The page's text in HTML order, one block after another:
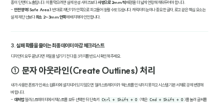
종이 단면이 노출됩니다. 이를 막으려면 실제 완성 사이즈보다사방으로 2mm씩배경을 더 넓게 연장해 채워두어야 합니다.
- 안전 영역(Safe Area): 반대로 재단기가 안쪽으로 파고들어 잘릴 수도 있습니다. 캐릭터의 눈이나 중요한 글자, 로고 같은 핵심 요소는
실제 재단 선보다최소 2~3mm 안쪽에 배치해야 안전합니다.
3. 실패 확률을 줄이는 최종 데이터 마감 체크리스트
디자인이 모두 끝났다면 파일을 넘기기 전 다음 3가지를 반드시 확인해 주세요.
① 문자 아웃라인(Create Outlines) 처리
내가 사용한 폰트가 인쇄소 컴퓨터에 설치되어 있지 않으면, 일러스트레이터가 텍스트를 인식하지 못하고 시스템 기본 서체로 강제 변경해
버립니다.
- 대처법: 일러스트레이터에서 텍스트를 모두 선택한 뒤 단축키 Ctrl + Shift + O (맥은 Cmd + Shift + O )를 눌러 글씨를